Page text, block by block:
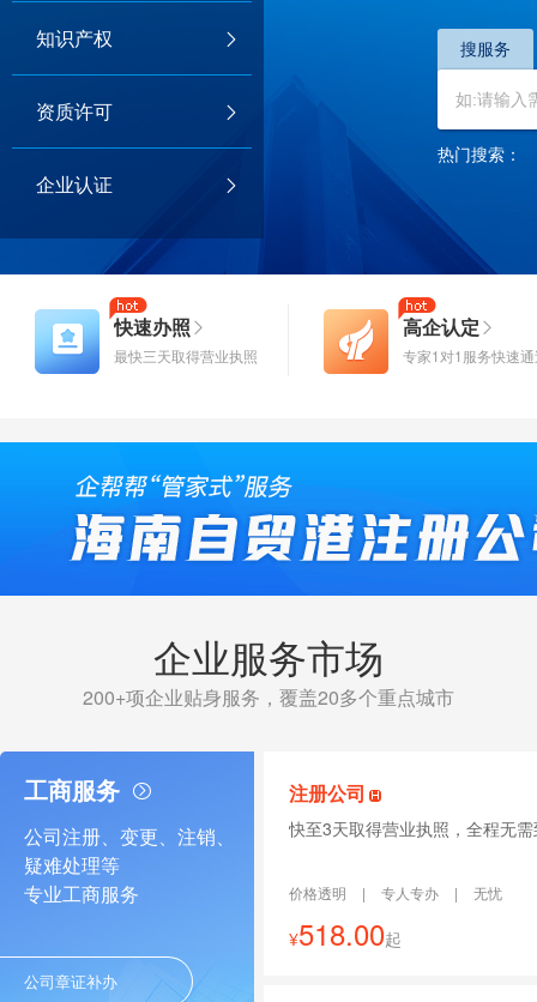
知识产权
资质许可
企业认证
搜服务
热门搜索：
快速办照
最快三天取得营业执照
高企认定
专家1对1服务快速
企业服务市场
200+项企业贴身服务，覆盖20多个重点城市
工商服务
公司注册、变更、注销、
疑难处理等
专业工商服务
公司章证补办
注册公司
快至3天取得营业执照，全程无
价格透明 | 专人专办 | 无忧
¥518.00起